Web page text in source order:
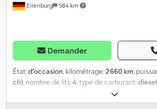
Eilenburg 584 km
Demander
État:d'occasion, kilométrage:2 660 km,
ch), nombre de lits:4, type de carburant:diesel
, première
longueur totale:4 530 mm, largeur totale:1